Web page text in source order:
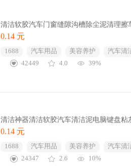
清洁软胶汽车门窗缝隙沟槽除尘泥清理
0.14 元
1688 汽车用品 美容养护
汽车清
42449
4.0 39%
清洁神器清洁软胶汽车清洁泥电脑键盘
0.14 元
1688 汽车用品 美容养护
汽车清
24347
2.6 10%